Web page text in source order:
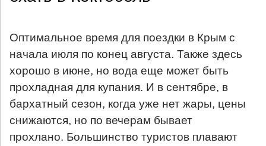
Оптимальное время для поездки в Крым с
начала июля по конец августа. Также здесь
хорошо в июне, но вода еще может быть
прохладная для купания. И в сентябре, в
бархатный сезон, когда уже нет жары, цены
снижаются, но по вечерам бывает
прохлано. Большинство туристов плавают